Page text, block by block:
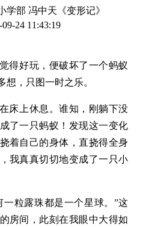
部 冯中天《变形记》
09-24 11:43:19
得好玩，便破坏了一个蚂蚁
想，只图一时之乐。
床上休息。谁知，刚躺下没
了一只蚂蚁！发现这一变化
着自己的身体，直挠得全身
我真真切切地变成了一只小
一粒露珠都是一个星球。”这
房间，此刻在我眼中大得如